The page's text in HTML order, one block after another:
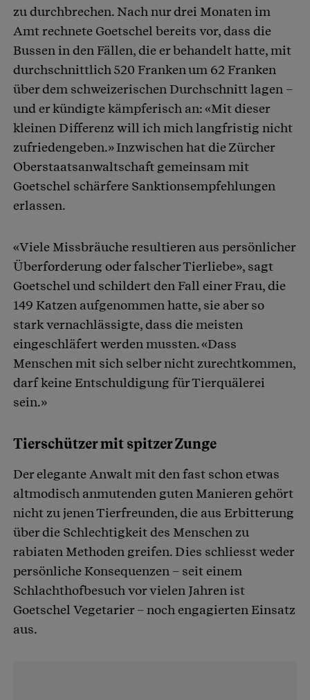
zu durchbrechen. Nach nur drei Monaten im
Amt rechnete Goetschel bereits vor, dass die
Bussen in den Fällen, die er behandelt hatte, mit
durchschnittlich 520 Franken um 62 Franken
über dem schweizerischen Durchschnitt lagen –
und er kündigte kämpferisch an: «Mit dieser
kleinen Differenz will ich mich langfristig nicht
zufriedengeben.» Inzwischen hat die Zürcher
Oberstaatsanwaltschaft gemeinsam mit
Goetschel schärfere Sanktionsempfehlungen
erlassen.
«Viele Missbräuche resultieren aus persönlicher
Überforderung oder falscher Tierliebe», sagt
Goetschel und schildert den Fall einer Frau, die
149 Katzen aufgenommen hatte, sie aber so
stark vernachlässigte, dass die meisten
eingeschläfert werden mussten. «Dass
Menschen mit sich selber nicht zurechtkommen,
darf keine Entschuldigung für Tierquälerei
sein.»
Tierschützer mit spitzer Zunge
Der elegante Anwalt mit den fast schon etwas
altmodisch anmutenden guten Manieren gehört
nicht zu jenen Tierfreunden, die aus Erbitterung
über die Schlechtigkeit des Menschen zu
rabiaten Methoden greifen. Dies schliesst weder
persönliche Konsequenzen – seit einem
Schlachthofbesuch vor vielen Jahren ist
Goetschel Vegetarier – noch engagierten Einsatz
aus.